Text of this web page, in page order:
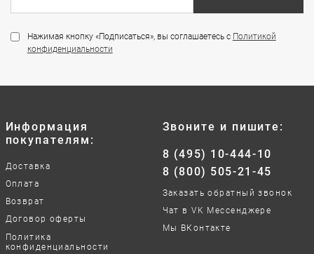
Нажимая кнопку «Подписаться», вы соглашаетесь с Политикой
конфиденциальности
Информация
покупателям:
Доставка
Оплата
Возврат
Договор оферты
Политика
конфиденциальности
Звоните и пишите:
8 (495) 10-444-10
8 (800) 505-21-45
Заказать обратный звонок
Чат в VK Мессенджере
Мы ВКонтакте